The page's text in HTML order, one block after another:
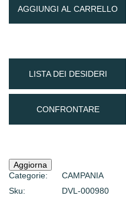
AGGIUNGI AL CARRELLO
LISTA DEI DESIDERI
CONFRONTARE
Categorie:
CAMPANIA
Sku:
DVL-000980